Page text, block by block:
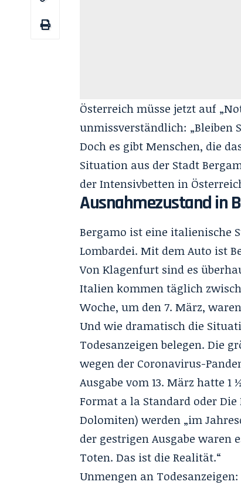
Österreich müsse jetzt auf
unmissverständlich: „Bleiben
Doch es gibt Menschen, die
Situation aus der Stadt
der Intensivbetten in
Ausnahmezustand in
Bergamo ist eine italienische
Lombardei. Mit dem Auto ist
Von Klagenfurt sind es
Italien kommen täglich
Woche, um den 7. März,
Und wie dramatisch die
Todesanzeigen belegen. Die
wegen der Coronavirus-
Ausgabe vom 13. März hatte
Format a la Standard oder
Dolomiten) werden „im
der gestrigen Ausgabe waren
Toten. Das ist die Realität.“
Unmengen an Todesanzeigen: